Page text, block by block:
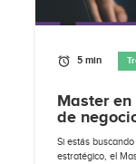
5 min
Master
de
Si estás
estratégico, el